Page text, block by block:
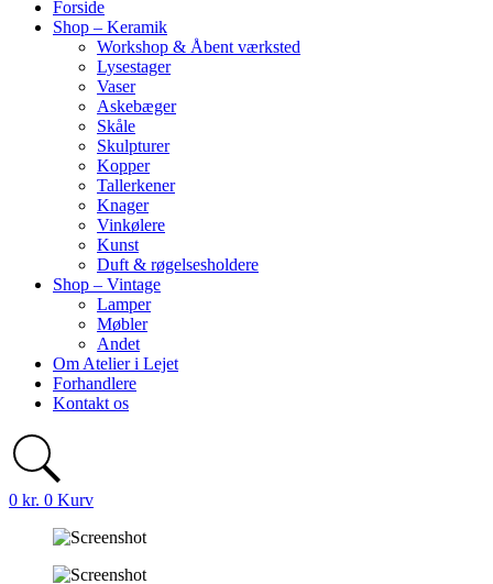
Forside
Shop – Keramik
Workshop & Åbent værksted
Lysestager
Vaser
Askebæger
Skåle
Skulpturer
Kopper
Tallerkener
Knager
Vinkølere
Kunst
Duft & røgelsesholdere
Shop – Vintage
Lamper
Møbler
Andet
Om Atelier i Lejet
Forhandlere
Kontakt os
0 kr. 0 Kurv